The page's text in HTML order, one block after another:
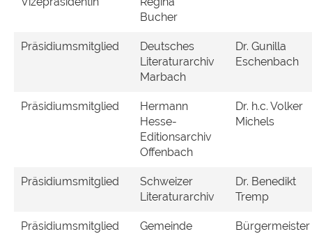
Bucher
Präsidiumsmitglied
Deutsches
Literaturarchiv
Marbach
Dr. Gunilla
Eschenbach
Präsidiumsmitglied
Hermann
Hesse-
Editionsarchiv
Offenbach
Dr. h.c. Volker
Michels
Präsidiumsmitglied
Schweizer
Literaturarchiv
Dr. Benedikt
Tremp
Präsidiumsmitglied
Gemeinde
Bürgermeister